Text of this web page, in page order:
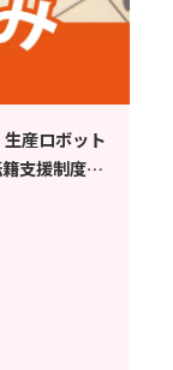
生産ロボット
支援制度あ